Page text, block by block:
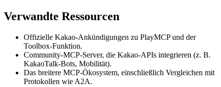
Verwandte Ressourcen
Offizielle Kakao-Ankündigungen zu PlayMCP und der
Toolbox-Funktion.
Community-MCP-Server, die Kakao-APIs integrieren (z. B.
KakaoTalk-Bots, Mobilität).
Das breitere MCP-Ökosystem, einschließlich Vergleichen mit
Protokollen wie A2A.